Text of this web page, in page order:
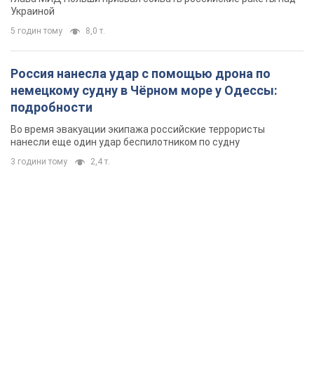
Украиной
5 годин тому 8,0 т.
Россия нанесла удар с помощью дрона по
немецкому судну в Чёрном море у Одессы:
подробности
Во время эвакуации экипажа российские террористы
нанесли еще один удар беспилотником по судну
3 години тому 2,4 т.